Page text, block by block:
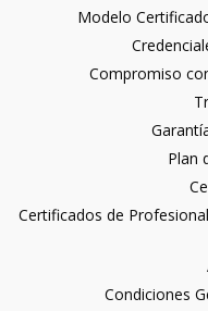
Modelo
Compromiso
Plan
Certificados de
Condiciones